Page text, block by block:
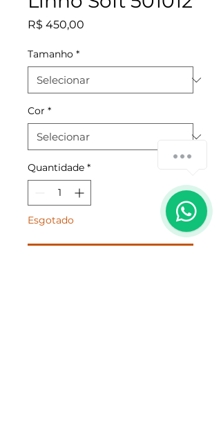
R$ 450,00
Tamanho *
Cor *
Quantidade *
Esgotado
Como poderia lhe ajudar?